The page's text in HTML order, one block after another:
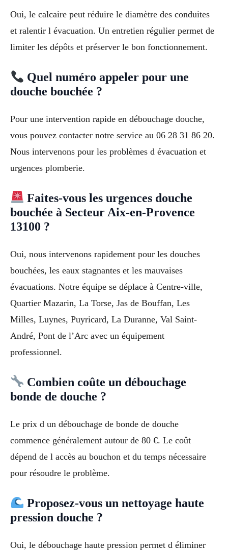
Oui, le calcaire peut réduire le diamètre des conduites
et ralentir l évacuation. Un entretien régulier permet de
limiter les dépôts et préserver le bon fonctionnement.
Quel numéro appeler pour une
douche bouchée ?
Pour une intervention rapide en débouchage douche,
vous pouvez contacter notre service au 06 28 31 86 20.
Nous intervenons pour les problèmes d évacuation et
urgences plomberie.
Faites-vous les urgences douche
bouchée à Secteur Aix-en-Provence
13100 ?
Oui, nous intervenons rapidement pour les douches
bouchées, les eaux stagnantes et les mauvaises
évacuations. Notre équipe se déplace à Centre-ville,
Quartier Mazarin, La Torse, Jas de Bouffan, Les
Milles, Luynes, Puyricard, La Duranne, Val Saint-
André, Pont de l’Arc avec un équipement
professionnel.
Combien coûte un débouchage
bonde de douche ?
Le prix d un débouchage de bonde de douche
commence généralement autour de 80 €. Le coût
dépend de l accès au bouchon et du temps nécessaire
pour résoudre le problème.
Proposez-vous un nettoyage haute
pression douche ?
Oui, le débouchage haute pression permet d éliminer